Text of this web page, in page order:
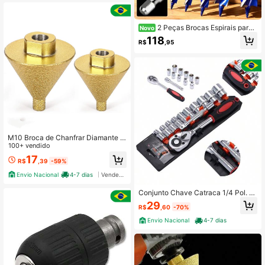
M10 Broca de Chanfrar Diamante R
osca 38mm+50mm Moagem de Ch
anfradura Ferramenta Cônica
100+ vendido
R$17 ,39 -59%
Envio Nacional
4-7 dias
Novo 2 Peças Brocas Espirais para
Marcenaria, Haste Hexagonal, Broc
as de Marcenaria com 3 Canais, Pe
Marcenaria, Broca Espiral com 3 Ca
nais, Adequada para Perfuração de
Furos em Madeira, Plástico e Comp
ensado
R$118 ,95
Conjunto Chave Catraca 1/4 Pol. |
Kit Soquetes Hexagonais 12 Peças
para Reparo e Manutenção
R$29 ,60 -70%
Envio Nacional
4-7 dias